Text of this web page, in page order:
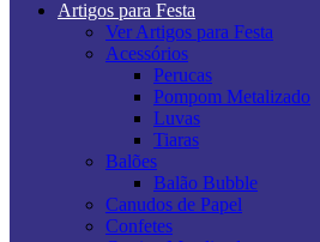
Artigos para Festa
Ver Artigos para Festa
Acessórios
Perucas
Pompom Metalizado
Luvas
Tiaras
Balões
Balão Bubble
Canudos de Papel
Confetes